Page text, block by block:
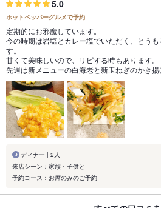
5.0
ホットペッパーグルメで予約
定期的にお邪魔しています。
今の時期は岩塩とカレー塩でいただく、とう
す。
甘くて美味しいので、リピする時もあります。
先週は新メニューの白海老と新玉ねぎのかき
ディナー | 2人
来店シーン：家族・子供と
予約コース：お席のみのご予約